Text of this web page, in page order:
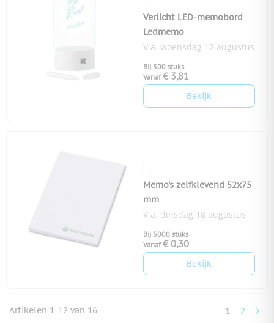
Verlicht LED-memobord
Ledmemo
V.a. woensdag 12 augustus
Bij 500 stuks
Vanaf € 3,81
Bekijk
Memo's zelfklevend 52x75
mm
V.a. dinsdag 18 augustus
Bij 5000 stuks
Vanaf € 0,30
Bekijk
Artikelen 1-12 van 16 U lees
1 Pagina
2